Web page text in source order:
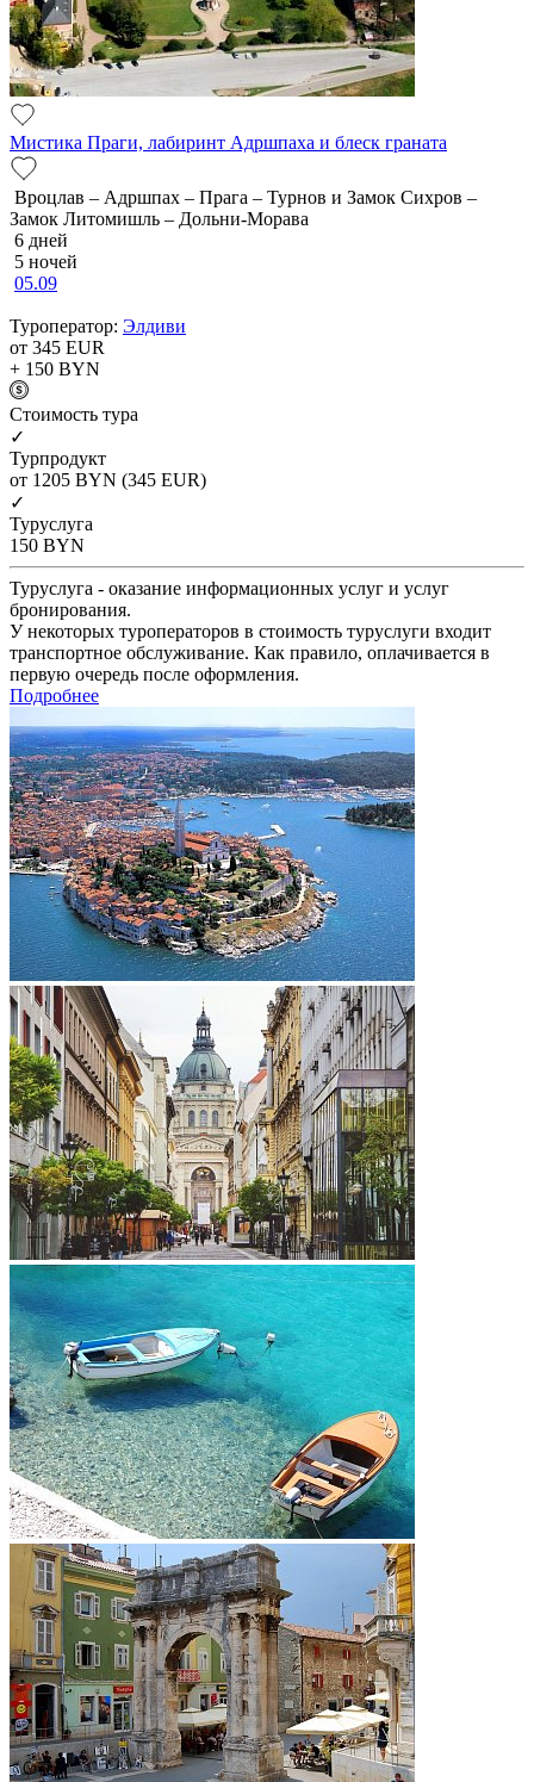
Мистика Праги, лабиринт Адршпаха и блеск граната
Вроцлав – Адршпах – Прага – Турнов и Замок Сихров –
Замок Литомишль – Дольни-Морава
6 дней
5 ночей
05.09
Туроператор: Элдиви
от 345 EUR
+ 150 BYN
Cтоимость тура
✓
Турпродукт
от 1205 BYN (345 EUR)
✓
Туруслуга
150 BYN
Туруслуга - оказание информационных услуг и услуг
бронирования.
У некоторых туроператоров в стоимость туруслуги входит
транспортное обслуживание. Как правило, оплачивается в
первую очередь после оформления.
Подробнее